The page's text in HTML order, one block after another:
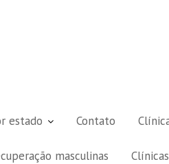
estado Contato
masculinas